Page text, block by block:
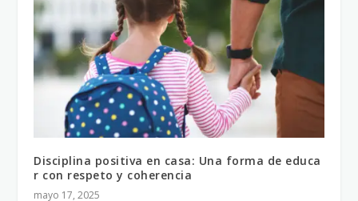
Disciplina positiva en casa: Una forma de educa
r con respeto y coherencia
mayo 17, 2025